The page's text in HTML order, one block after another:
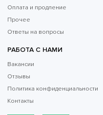
Оплата и продление
Прочее
Ответы на вопросы
РАБОТА С НАМИ
Вакансии
Отзывы
Политика конфиденциальности
Контакты